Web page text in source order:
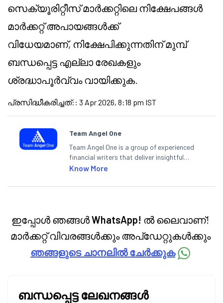
സെക്യൂരിറ്റീസ് മാർക്കറ്റിലെ നിക്ഷേപങ്ങൾ
മാർക്കറ്റ് അപായങ്ങൾക്ക്
വിധേയമാണ്, നിക്ഷേപിക്കുന്നതിന് മുമ്പ്
ബന്ധപ്പെട്ട എല്ലാ രേഖകളും
ശ്രദ്ധാപൂർവ്വം വായിക്കുക.
പ്രസിദ്ധീകരിച്ചത്: : 3 Apr 2026, 8:18 pm IST
Team Angel One
Team Angel One is a group of experienced
financial writers that deliver insightful
articles on the stock market, IPO, economy,
categories.
Know More
ഇപ്പോൾ ഞങ്ങൾWhatsApp! ൽ ലൈവാണ്!
മാർക്കറ്റ് വിവരങ്ങൾക്കും അപ്‌ഡേറ്റുകൾക്കും
ഞങ്ങളുടെ ചാനലിൽ ചേർക്കുക
ബന്ധപ്പെട്ട ലേഖനങ്ങൾ